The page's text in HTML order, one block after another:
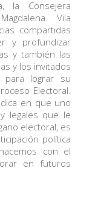
la Consejera
Vila
compartidas
y profundizar
y también las
y los invitados
lograr su
Electoral.
en que uno
legales que le
electoral, es
política
con el
en futuros